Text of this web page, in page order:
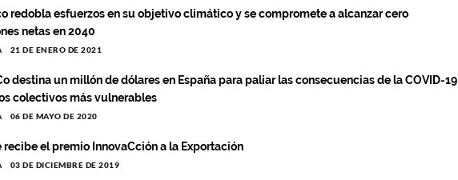
redobla esfuerzos en su objetivo climático y se compromete a alcanzar cero
netas en 2040
21 DE ENERO DE 2021
destina un millón de dólares en España para paliar las consecuencias de la COVID-19
colectivos más vulnerables
06 DE MAYO DE 2020
recibe el premio InnovaCción a la Exportación
03 DE DICIEMBRE DE 2019